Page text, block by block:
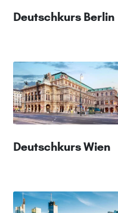
Deutschkurs Berlin
Deutschkurs Wien